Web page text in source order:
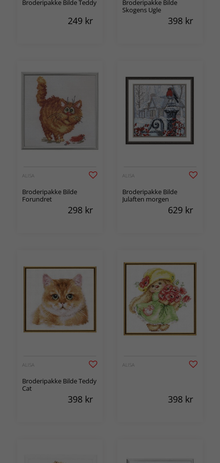
Broderipakke Bilde Teddy
249 kr
Broderipakke Bilde
Skogens Ugle
398 kr
ALISA
Broderipakke Bilde
Forundret
298 kr
ALISA
Broderipakke Bilde
Julaften morgen
629 kr
ALISA
Broderipakke Bilde Teddy
Cat
398 kr
ALISA
398 kr